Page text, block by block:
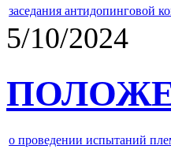
заседания антидопинговой
5/10/2024
о проведении испытаний